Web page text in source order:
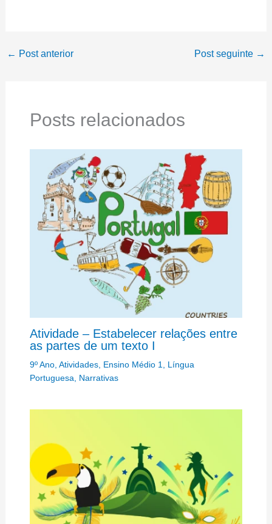
← Post anterior Post seguinte →
Posts relacionados
Atividade – Estabelecer relações entre
as partes de um texto I
9º Ano, Atividades, Ensino Médio 1
Língua
Portuguesa
Narrativas